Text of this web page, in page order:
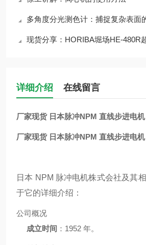
多角度分光测色计：捕捉复杂表面
现货分享：HORIBA堀场HE-480R
详细介绍 在线留言
厂家现货 日本脉冲NPM 直线步进电机
厂家现货 日本脉冲NPM 直线步进电机
日本 NPM 脉冲电机株式会社及其
于它的详细介绍：
公司概况
成立时间 ：1952 年。